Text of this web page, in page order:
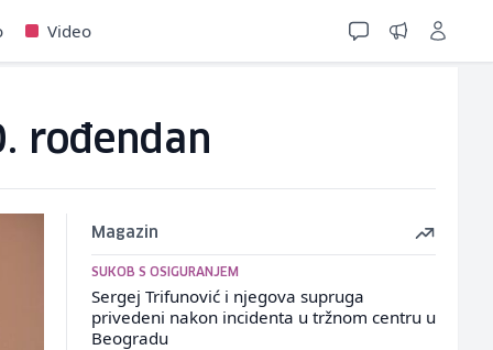
Video
rođendan
Magazin
SUKOB S OSIGURANJEM
Sergej Trifunović i njegova supruga
privedeni nakon incidenta u tržnom centru u
Beogradu